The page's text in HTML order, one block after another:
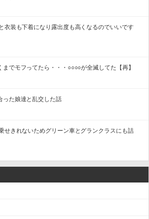
衣装も下着になり露出度も高くなるのでいいです
でモフってたら・・・○○○○が全滅してた【再】
った娘達と乱交した話
せきれないためグリーン車とグランクラスにも詰